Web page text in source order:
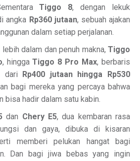
Tiggo 8, dengan lekuk
angka Rp360 jutaan, sebuah ajakan
dalam setiap perjalanan.
dalam dan penuh makna, Tiggo
, hinggaTiggo 8 Pro Max, berbaris
dari Rp400 jutaan hingga Rp530
bagi mereka yang percaya bahwa
bisa hadir dalam satu kabin.
dan Chery E5, dua kembaran rasa
dan gaya, dibuka di kisaran
memberi pelukan hangat bagi
Dan bagi jiwa bebas yang ingin